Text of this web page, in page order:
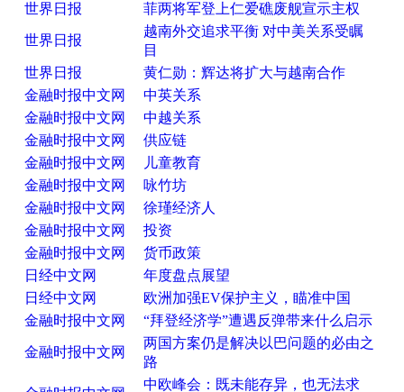
世界日报
菲两将军登上仁爱礁废舰宣示主权
世界日报
越南外交追求平衡 对中美关系受瞩
目
世界日报
黄仁勋：辉达将扩大与越南合作
金融时报中文网
中英关系
金融时报中文网
中越关系
金融时报中文网
供应链
金融时报中文网
儿童教育
金融时报中文网
咏竹坊
金融时报中文网
徐瑾经济人
金融时报中文网
投资
金融时报中文网
货币政策
日经中文网
年度盘点展望
日经中文网
欧洲加强EV保护主义，瞄准中国
金融时报中文网
“拜登经济学”遭遇反弹带来什么启示
金融时报中文网
两国方案仍是解决以巴问题的必由之
路
中欧峰会：既未能存异，也无法求